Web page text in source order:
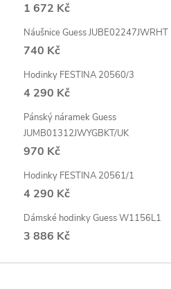
1 672 Kč
Náušnice Guess JUBE02247JWRHT
740 Kč
Hodinky FESTINA 20560/3
4 290 Kč
Pánský náramek Guess
JUMB01312JWYGBKT/UK
970 Kč
Hodinky FESTINA 20561/1
4 290 Kč
Dámské hodinky Guess W1156L1
3 886 Kč